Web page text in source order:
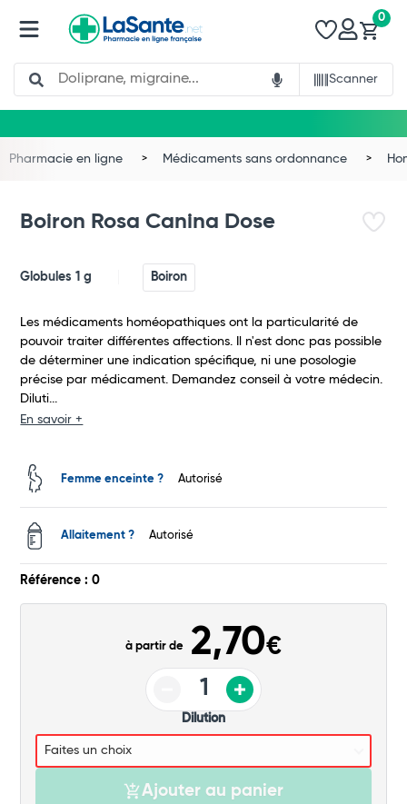
Search
Scanner
0
Commander
Pharmacie en ligne Médicaments sans ordonnance
Boiron Rosa Canina Dose
Globules 1 g Boiron
Les médicaments homéopathiques ont la particularité de
pouvoir traiter différentes affections. Il n'est donc pas possible
de déterminer une indication spécifique, ni une posologie
précise par médicament. Demandez conseil à votre médecin.
Diluti...
En savoir +
Femme enceinte ? Autorisé
Allaitement ? Autorisé
Référence : 0
à partir de 2,70€
Dilution
Ajouter au panier